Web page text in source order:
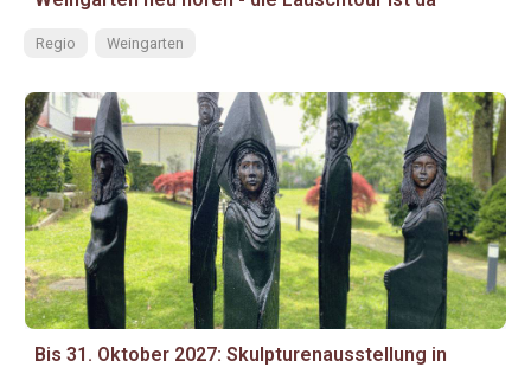
Regio Weingarten
Bis 31. Oktober 2027: Skulpturenausstellung in